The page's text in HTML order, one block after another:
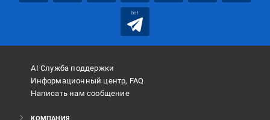
bot
AI Служба поддержки
Информационный центр, FAQ
Написать нам сообщение